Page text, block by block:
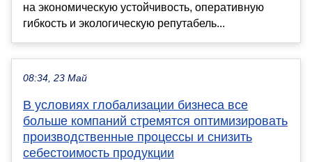
на экономическую устойчивость, оперативную
гибкость и экологическую репутабель...
08:34, 23 Май
В условиях глобализации бизнеса все
больше компаний стремятся оптимизировать
производственные процессы и снизить
себестоимость продукции